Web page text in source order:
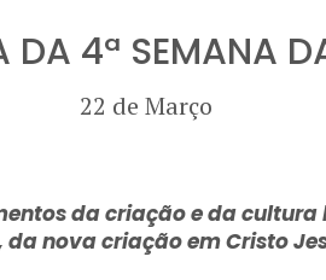
DA 4ª SEMANA
22 de Março
da criação e da
nova criação em Cristo